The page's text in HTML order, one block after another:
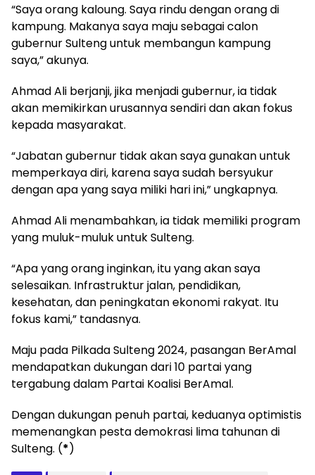
“Saya orang kaloung. Saya rindu dengan orang di
kampung. Makanya saya maju sebagai calon
gubernur Sulteng untuk membangun kampung
saya,” akunya.
Ahmad Ali berjanji, jika menjadi gubernur, ia tidak
akan memikirkan urusannya sendiri dan akan fokus
kepada masyarakat.
“Jabatan gubernur tidak akan saya gunakan untuk
memperkaya diri, karena saya sudah bersyukur
dengan apa yang saya miliki hari ini,” ungkapnya.
Ahmad Ali menambahkan, ia tidak memiliki program
yang muluk-muluk untuk Sulteng.
“Apa yang orang inginkan, itu yang akan saya
selesaikan. Infrastruktur jalan, pendidikan,
kesehatan, dan peningkatan ekonomi rakyat. Itu
fokus kami,” tandasnya.
Maju pada Pilkada Sulteng 2024, pasangan BerAmal
mendapatkan dukungan dari 10 partai yang
tergabung dalam Partai Koalisi BerAmal.
Dengan dukungan penuh partai, keduanya optimistis
memenangkan pesta demokrasi lima tahunan di
Sulteng. (*)